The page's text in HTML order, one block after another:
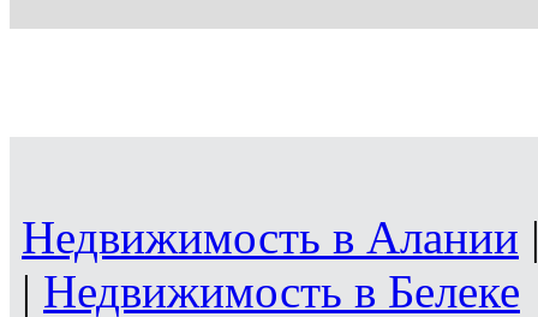
Недвижимость в Алании
| Недвижимость в Белеке